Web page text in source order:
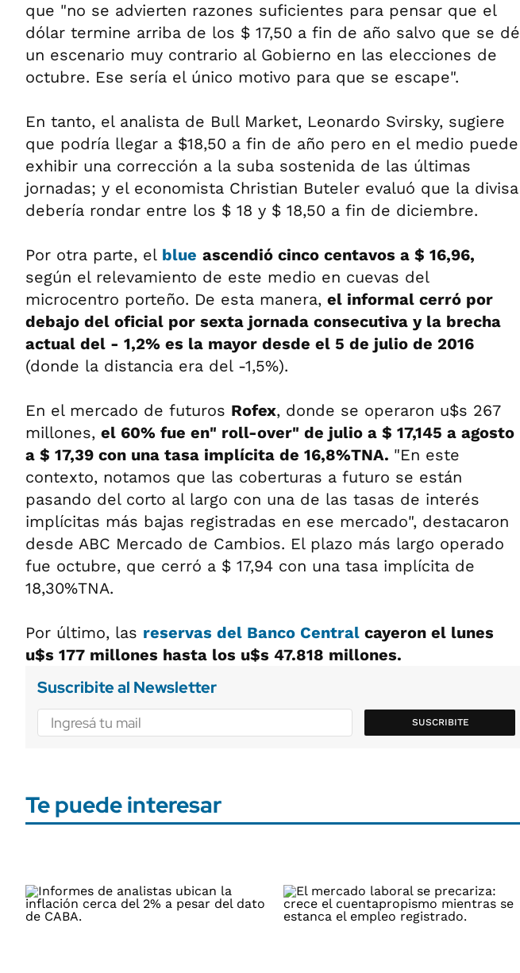
que "no se advierten razones suficientes para pensar que el
dólar termine arriba de los $ 17,50 a fin de año salvo que se dé
un escenario muy contrario al Gobierno en las elecciones de
octubre. Ese sería el único motivo para que se escape".
En tanto, el analista de Bull Market, Leonardo Svirsky, sugiere
que podría llegar a $18,50 a fin de año pero en el medio puede
exhibir una corrección a la suba sostenida de las últimas
jornadas; y el economista Christian Buteler evaluó que la divisa
debería rondar entre los $ 18 y $ 18,50 a fin de diciembre.
Por otra parte, el blue ascendió cinco centavos a $ 16,96,
según el relevamiento de este medio en cuevas del
microcentro porteño. De esta manera, el informal cerró por
debajo del oficial por sexta jornada consecutiva y la brecha
actual del - 1,2% es la mayor desde el 5 de julio de 2016
(donde la distancia era del -1,5%).
En el mercado de futuros Rofex, donde se operaron u$s 267
millones, el 60% fue en" roll-over" de julio a $ 17,145 a agosto
a $ 17,39 con una tasa implícita de 16,8%TNA. "En este
contexto, notamos que las coberturas a futuro se están
pasando del corto al largo con una de las tasas de interés
implícitas más bajas registradas en ese mercado", destacaron
desde ABC Mercado de Cambios. El plazo más largo operado
fue octubre, que cerró a $ 17,94 con una tasa implícita de
18,30%TNA.
Por último, las reservas del Banco Central cayeron el lunes
u$s 177 millones hasta los u$s 47.818 millones.
Suscribite al Newsletter
SUSCRIBITE
Te puede interesar